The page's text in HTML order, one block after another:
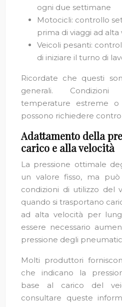
ogni due settimane
Motocicli: controllo
prima di viaggi ad alta
Veicoli pesanti:
di iniziare il turno di
Ricordate che questi
generali.
temperature estreme o
possono richiedere
Adattamento della
carico e alla velocità
La pressione ottimale
un valore fisso, ma
condizioni di utilizzo del
quando si trasportano
ad alta velocità per
essere necessario
pressione degli
Molti produttori
che indicano la
base al carico del
consultare queste